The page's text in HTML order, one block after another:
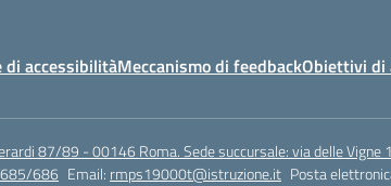
di accessibilitàMeccanismo di feedbackObiettivi di
87/89 - 00146 Roma. Sede succursale: via delle
686 Email: rmps19000t@istruzione.it Posta